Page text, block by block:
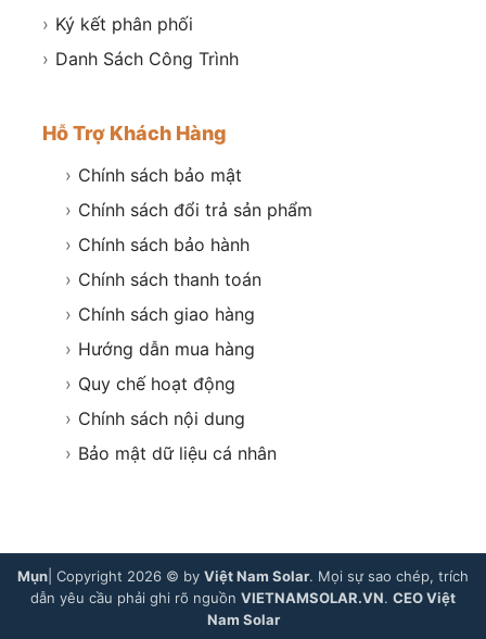
› Ký kết phân phối
› Danh Sách Công Trình
Hỗ Trợ Khách Hàng
› Chính sách bảo mật
› Chính sách đổi trả sản phẩm
› Chính sách bảo hành
› Chính sách thanh toán
› Chính sách giao hàng
› Hướng dẫn mua hàng
› Quy chế hoạt động
› Chính sách nội dung
› Bảo mật dữ liệu cá nhân
Mụn | Copyright 2026 © by Việt Nam Solar. Mọi sự sao chép, trích
dẫn yêu cầu phải ghi rõ nguồn VIETNAMSOLAR.VN. CEO Việt
Nam Solar